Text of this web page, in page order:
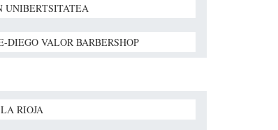
UNIBERTSITATEA
DIEGO VALOR BARBERSHOP
RIOJA